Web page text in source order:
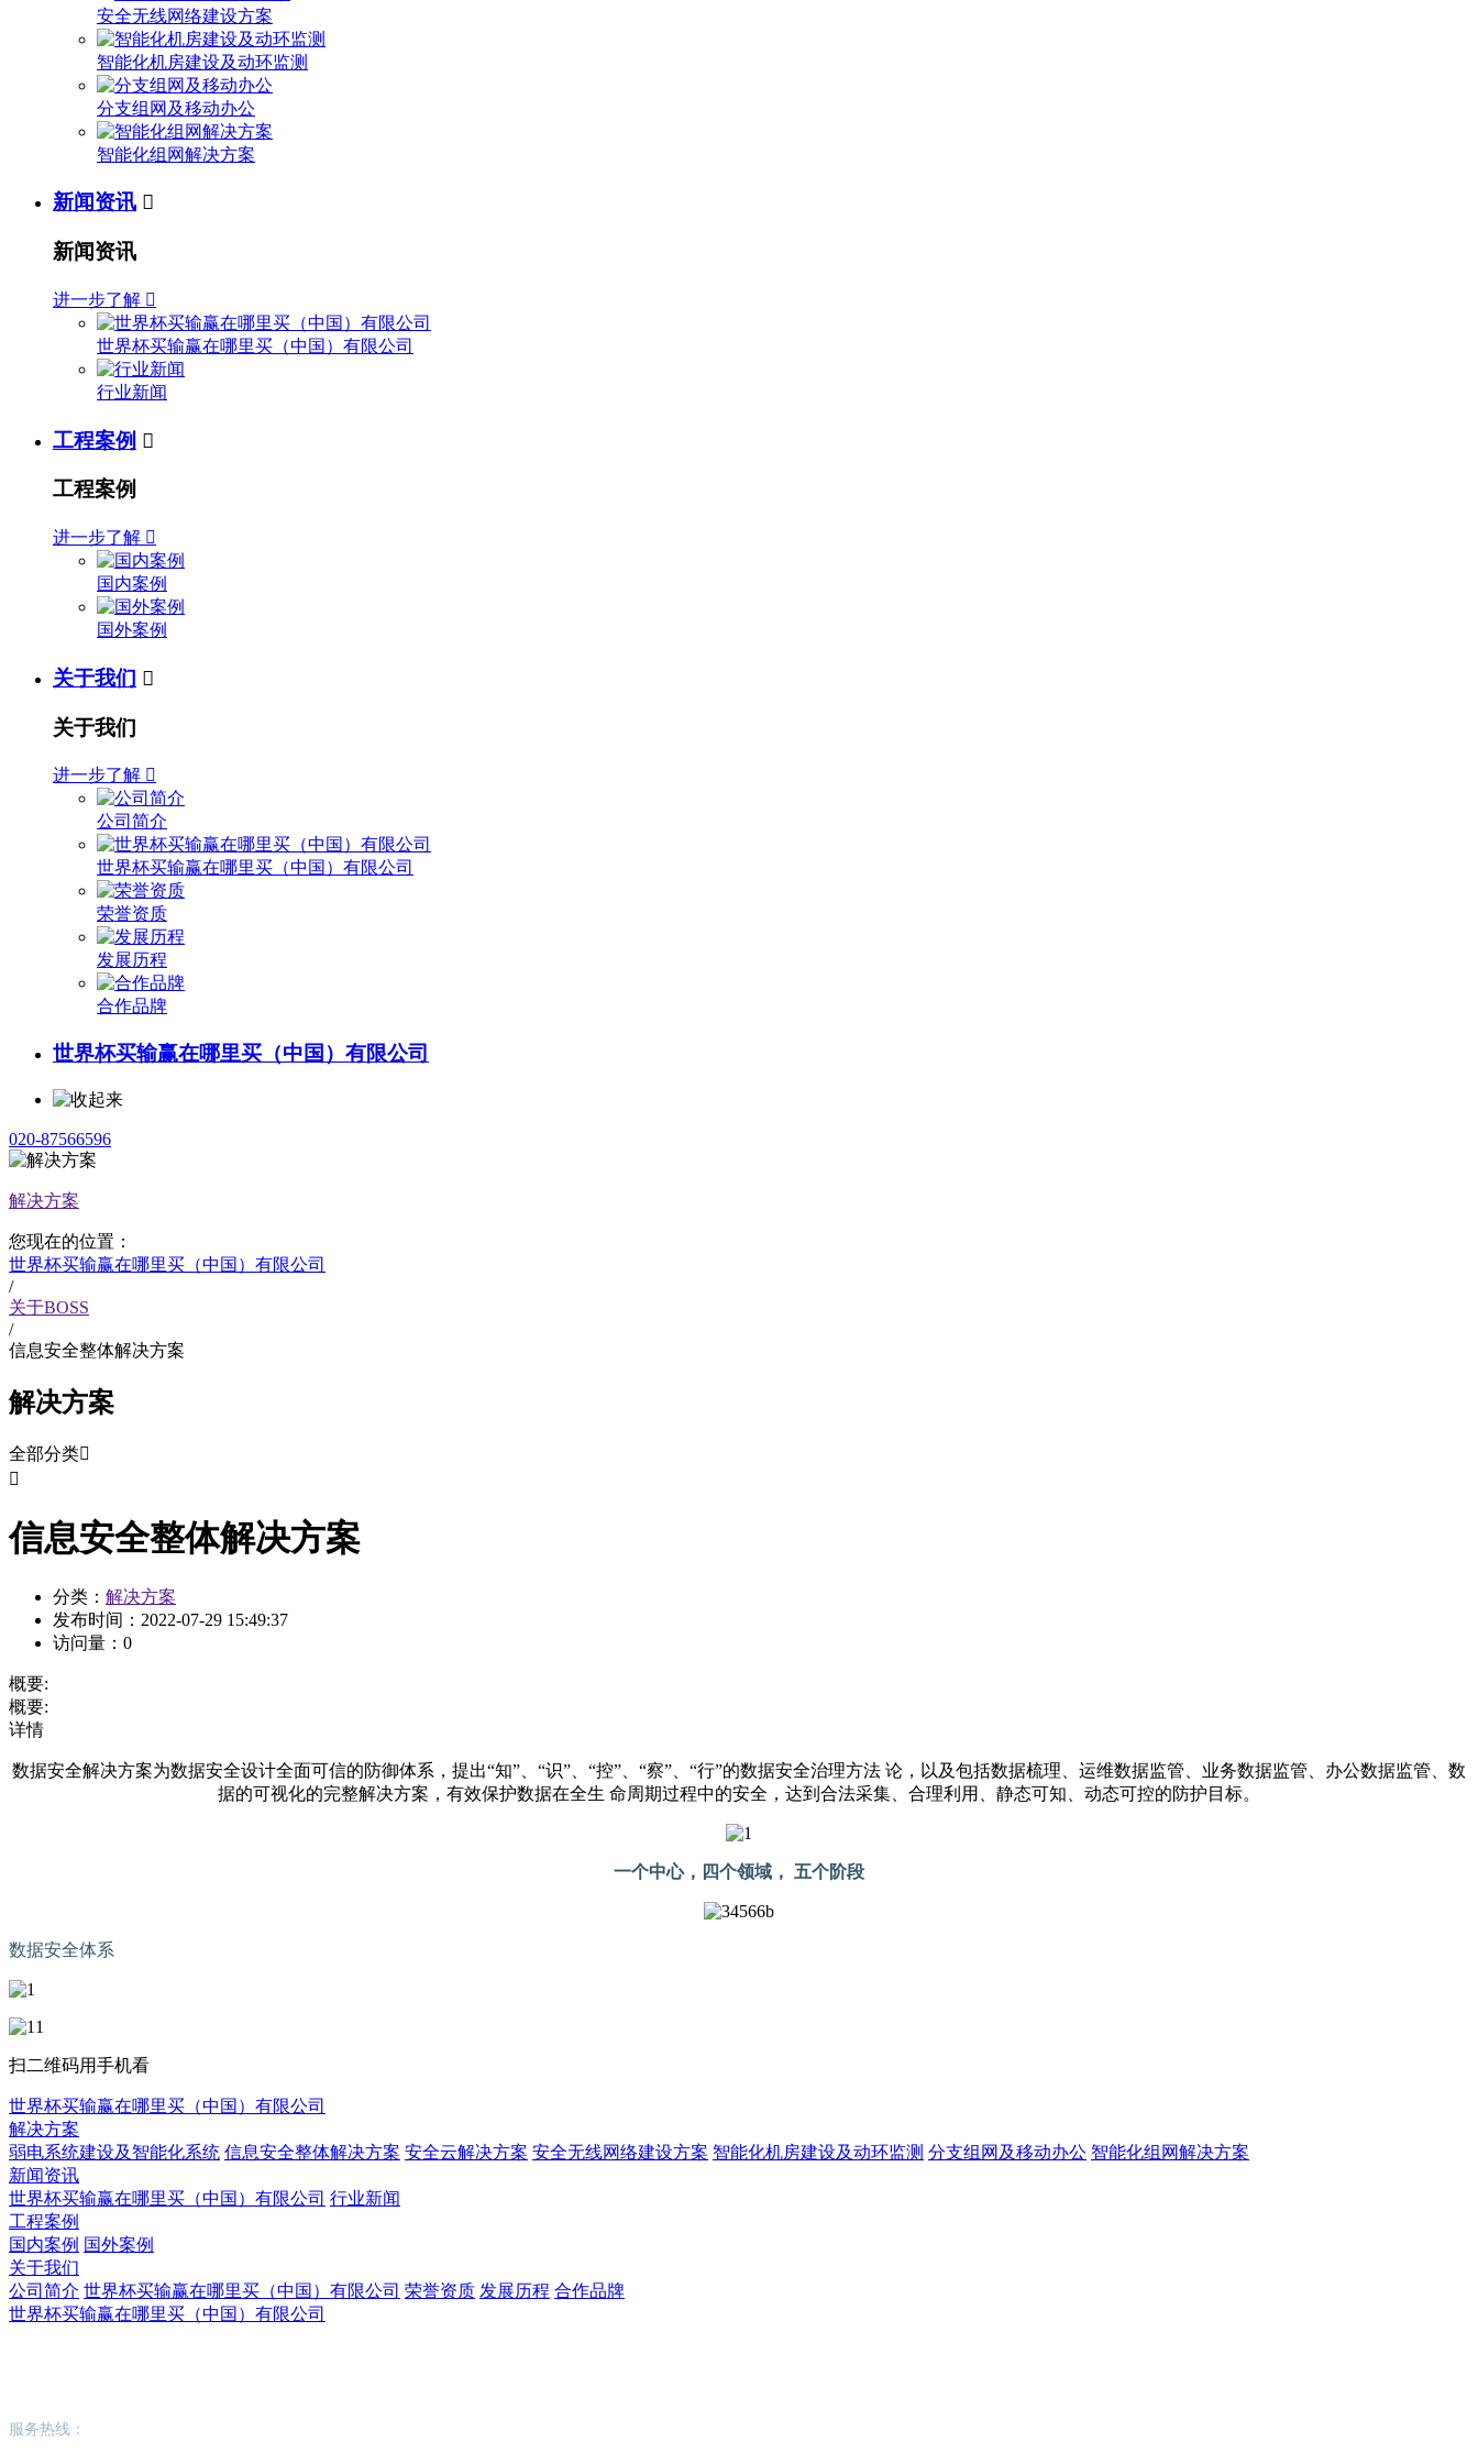
安全无线网络建设方案
智能化机房建设及动环监测
分支组网及移动办公
智能化组网解决方案
新闻资讯 
新闻资讯
进一步了解 
世界杯买输赢在哪里买（中国）有限公司
行业新闻
工程案例 
工程案例
进一步了解 
国内案例
国外案例
关于我们 
关于我们
进一步了解 
公司简介
世界杯买输赢在哪里买（中国）有限公司
荣誉资质
发展历程
合作品牌
世界杯买输赢在哪里买（中国）有限公司
020-87566596
解决方案
您现在的位置：
世界杯买输赢在哪里买（中国）有限公司
/
关于BOSS
/
信息安全整体解决方案
解决方案
全部分类

信息安全整体解决方案
分类： 解决方案
发布时间： 2022-07-29 15:49:37
访问量： 0
概要:
概要:
详情
数据安全解决方案为数据安全设计全面可信的防御体系，提出“知”、“识”、“控”、“察”、“行”的数据安全治理方法 论，以及包括数据梳理、运维数据监管、业务数据监管、办公数据监管、数
据的可视化的完整解决方案，有效保护数据在全生 命周期过程中的安全，达到合法采集、合理利用、静态可知、动态可控的防护目标。
一个中心，四个领域， 五个阶段
数据安全体系
扫二维码用手机看
世界杯买输赢在哪里买（中国）有限公司
解决方案
弱电系统建设及智能化系统 信息安全整体解决方案 安全云解决方案 安全无线网络建设方案 智能化机房建设及动环监测 分支组网及移动办公 智能化组网解决方案
新闻资讯
世界杯买输赢在哪里买（中国）有限公司 行业新闻
工程案例
国内案例 国外案例
关于我们
公司简介 世界杯买输赢在哪里买（中国）有限公司 荣誉资质 发展历程 合作品牌
世界杯买输赢在哪里买（中国）有限公司
服务热线：